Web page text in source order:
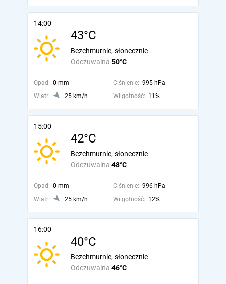
14:00
43°C
Odczuwalna 50°C
Bezchmurnie, słonecznie
Opad: 0 mm Ciśnienie: 995 hPa
Wiatr:
25 km/h Wilgotność: 11%
15:00
42°C
Odczuwalna 48°C
Bezchmurnie, słonecznie
Opad: 0 mm Ciśnienie: 996 hPa
Wiatr:
25 km/h Wilgotność: 12%
16:00
40°C
Odczuwalna 46°C
Bezchmurnie, słonecznie